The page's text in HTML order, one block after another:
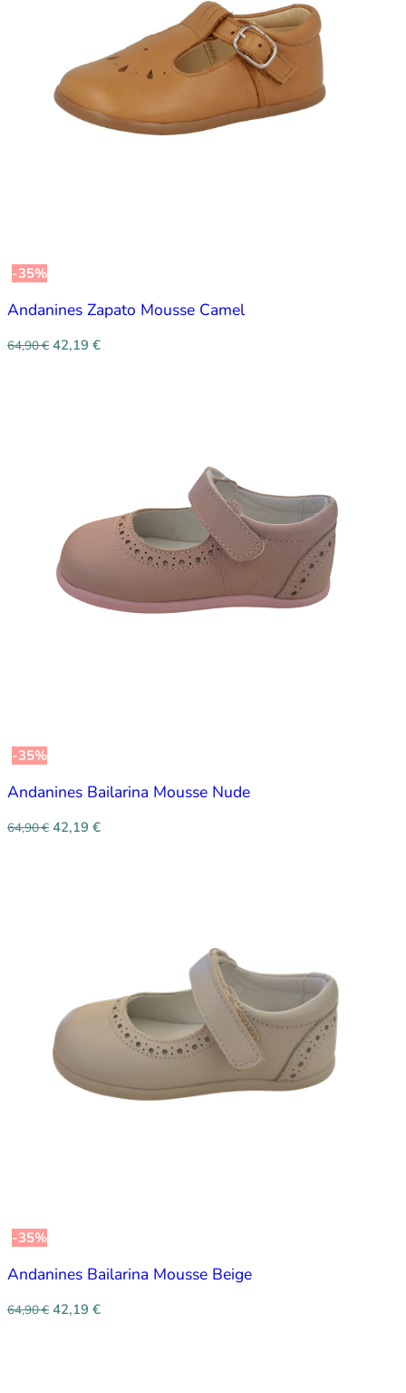
-35%
Andanines Zapato Mousse Camel
64,90€ 42,19 €
-35%
Andanines Bailarina Mousse Nude
64,90€ 42,19 €
-35%
Andanines Bailarina Mousse Beige
64,90€ 42,19 €